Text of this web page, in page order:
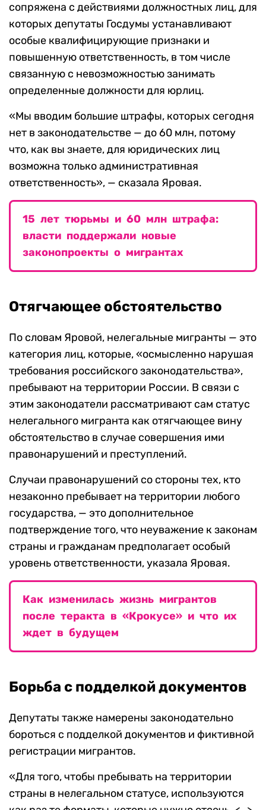
сопряжена с действиями должностных лиц, для
которых депутаты Госдумы устанавливают
особые квалифицирующие признаки и
повышенную ответственность, в том числе
связанную с невозможностью занимать
определенные должности для юрлиц.
«Мы вводим большие штрафы, которых сегодня
нет в законодательстве — до 60 млн, потому
что, как вы знаете, для юридических лиц
возможна только административная
ответственность», — сказала Яровая.
15 лет тюрьмы и 60 млн штрафа:
власти поддержали новые
законопроекты о мигрантах
Отягчающее обстоятельство
По словам Яровой, нелегальные мигранты — это
категория лиц, которые, «осмысленно нарушая
требования российского законодательства»,
пребывают на территории России. В связи с
этим законодатели рассматривают сам статус
нелегального мигранта как отягчающее вину
обстоятельство в случае совершения ими
правонарушений и преступлений.
Случаи правонарушений со стороны тех, кто
незаконно пребывает на территории любого
государства, — это дополнительное
подтверждение того, что неуважение к законам
страны и гражданам предполагает особый
уровень ответственности, указала Яровая.
Как изменилась жизнь мигрантов
после теракта в «Крокусе» и что их
ждет в будущем
Борьба с подделкой документов
Депутаты также намерены законодательно
бороться с подделкой документов и фиктивной
регистрации мигрантов.
«Для того, чтобы пребывать на территории
страны в нелегальном статусе, используются